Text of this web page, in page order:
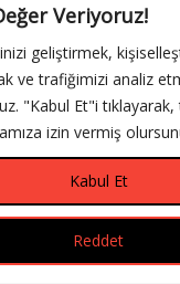
Veriyoruz!
geliştirmek,
ve trafiğimizi analiz
"Kabul Et"i tıklayarak,
izin vermiş
Reddet
Kabul Et